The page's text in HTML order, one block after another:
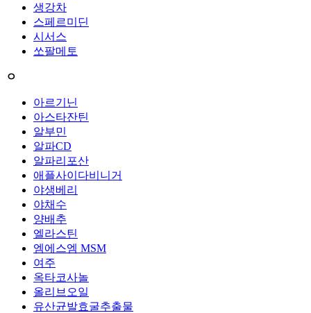
생강차
스페르미딘
시서스
쏘팔메토
ㅇ
아르기닌
아스타잔틴
알부민
알파CD
알파리포산
애플사이다비니거
야생베리
야채수
양배추
엘라스틴
엠에스엠 MSM
여주
옥타코사놀
올리브오일
유산균발효굴추출물